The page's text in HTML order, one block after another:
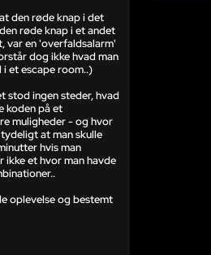
den røde knap i det
røde knap i et andet
var en 'overfaldsalarm'
dog ikke hvad man
et escape room..)
stod ingen steder, hvad
koden på et
muligheder - og hvor
at man skulle
hvis man
et hvor man havde
oplevelse og bestemt